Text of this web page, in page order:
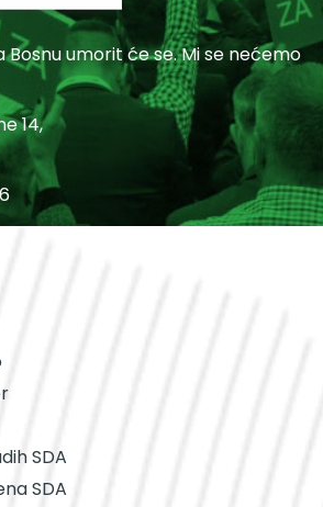
Bosnu umorit će se. Mi se nećemo
14,
SDA
SDA